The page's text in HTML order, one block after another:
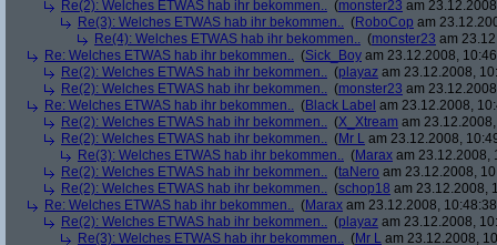
Re(2): Welches ETWAS hab ihr bekommen.. (monster23 am
Re(3): Welches ETWAS hab ihr bekommen.. (RoboCop am
Re(4): Welches ETWAS hab ihr bekommen.. (monster23 am
Re: Welches ETWAS hab ihr bekommen.. (Sick_Boy am 23.12.2008,
Re(2): Welches ETWAS hab ihr bekommen.. (playaz am 23.12.2008,
Re(2): Welches ETWAS hab ihr bekommen.. (monster23 am
Re: Welches ETWAS hab ihr bekommen.. (Black Label am 23.12.2008,
Re(2): Welches ETWAS hab ihr bekommen.. (X_Xtream am
Re(2): Welches ETWAS hab ihr bekommen.. (Mr L am 23.12.2008,
Re(3): Welches ETWAS hab ihr bekommen.. (Marax am 23.12.2008,
Re(2): Welches ETWAS hab ihr bekommen.. (taNero am 23.12.2008,
Re(2): Welches ETWAS hab ihr bekommen.. (schop18 am 23.12.2008,
Re: Welches ETWAS hab ihr bekommen.. (Marax am 23.12.2008,
Re(2): Welches ETWAS hab ihr bekommen.. (playaz am 23.12.2008,
Re(3): Welches ETWAS hab ihr bekommen.. (Mr L am 23.12.2008,